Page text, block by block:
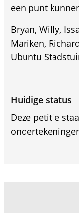
een punt
Bryan, Willy,
Mariken,
Ubuntu
Huidige status
Deze petitie